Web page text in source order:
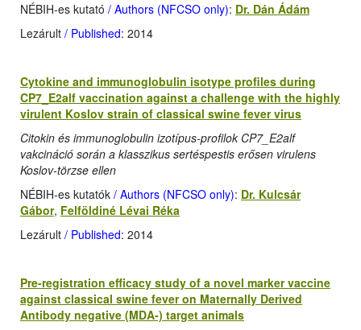
NÉBIH-es kutató / Authors (NFCSO only): Dr. Dán Ádám
Lezárult / Published: 2014
Cytokine and immunoglobulin isotype profiles during
CP7_E2alf vaccination against a challenge with the highly
virulent Koslov strain of classical swine fever virus
Citokin és immunoglobulin izotípus-profilok CP7_E2alf
vakcináció során a klasszikus sertéspestis erősen virulens
Koslov-törzse ellen
NÉBIH-es kutatók / Authors (NFCSO only): Dr. Kulcsár
Gábor, Felföldiné Lévai Réka
Lezárult / Published: 2014
Pre-registration efficacy study of a novel marker vaccine
against classical swine fever on Maternally Derived
Antibody negative (MDA-) target animals